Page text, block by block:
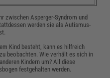
zwischen Asperger-Syndrom und
werden sie als Autismus-
Kind besteht, kann es hilfreich
beobachten. Wie verhält es sich in
Kindern um? All diese
festgehalten werden.